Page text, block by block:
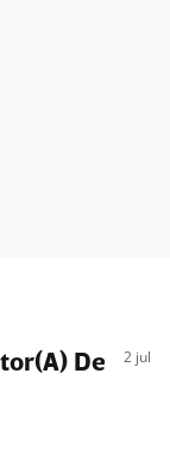
De
2 jul